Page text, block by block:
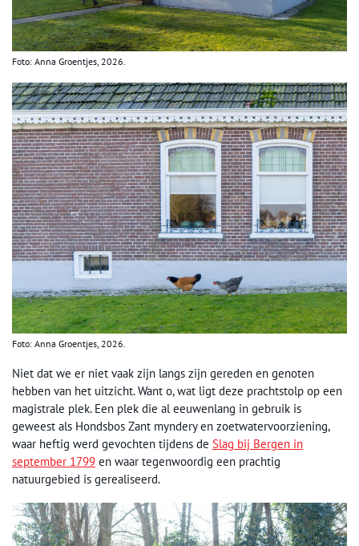
Foto: Anna Groentjes, 2026.
Foto: Anna Groentjes, 2026.
Niet dat we er niet vaak zijn langs zijn gereden en genoten
hebben van het uitzicht. Want o, wat ligt deze prachtstolp op een
magistrale plek. Een plek die al eeuwenlang in gebruik is
geweest als Hondsbos Zant myndery en zoetwatervoorziening,
waar heftig werd gevochten tijdens de Slag bij Bergen in
september 1799 en waar tegenwoordig een prachtig
natuurgebied is gerealiseerd.